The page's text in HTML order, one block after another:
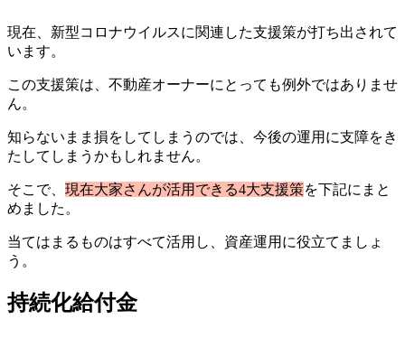
現在、新型コロナウイルスに関連した支援策が打ち出されて
います。
この支援策は、不動産オーナーにとっても例外ではありませ
ん。
知らないまま損をしてしまうのでは、今後の運用に支障をき
たしてしまうかもしれません。
そこで、 現在大家さんが活用できる4大支援策を下記にまと
めました。
当てはまるものはすべて活用し、資産運用に役立てましょ
う。
持続化給付金